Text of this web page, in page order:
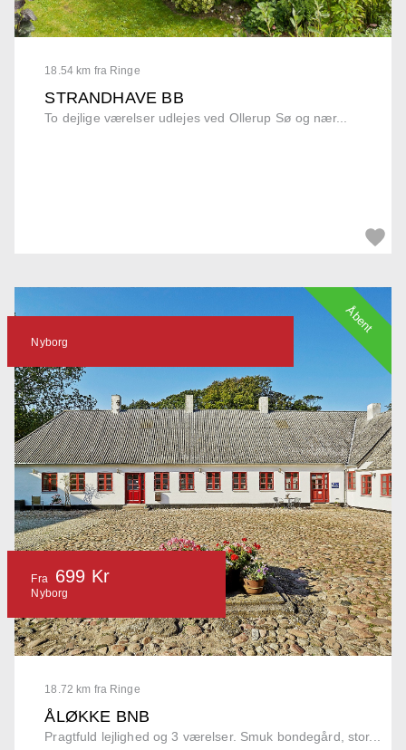
18.54 km fra Ringe
STRANDHAVE BB
To dejlige værelser udlejes ved Ollerup Sø og nær...
18.72 km fra Ringe
ÅLØKKE BNB
Pragtfuld lejlighed og 3 værelser. Smuk bondegård, stor...
Nyborg
Fra 699 Kr
Nyborg
Åbent